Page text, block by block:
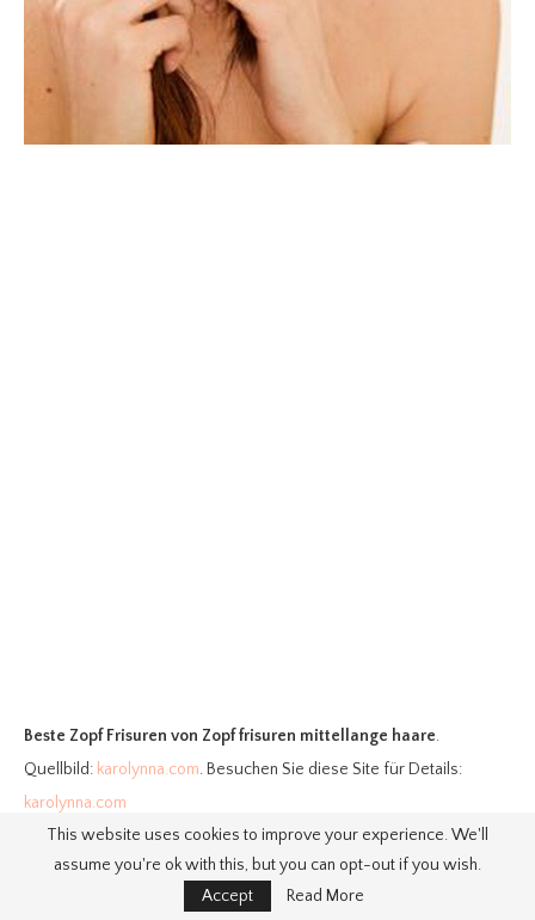
Beste Zopf Frisuren von Zopf frisuren mittellange haare.
Quellbild: karolynna.com. Besuchen Sie diese Site für Details:
karolynna.com
This website uses cookies to improve your experience. We'll
assume you're ok with this, but you can opt-out if you wish.
Accept
Read More